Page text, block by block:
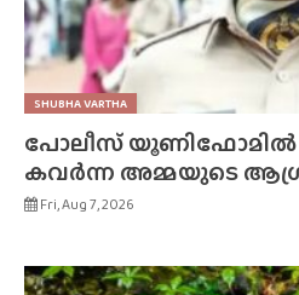
SHUBHA VARTHA
പോലീസ്
കവർന്ന അമ്മയുടെ
Fri, Aug 7, 2026